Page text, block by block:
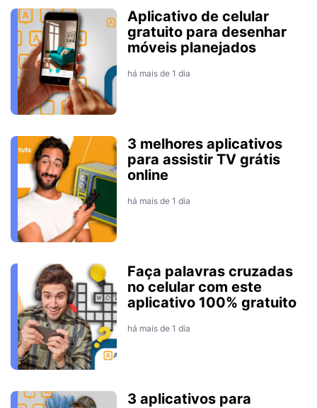
Aplicativo de celular
gratuito para desenhar
móveis planejados
há mais de 1 dia
3 melhores aplicativos
para assistir TV grátis
online
há mais de 1 dia
Faça palavras cruzadas
no celular com este
aplicativo 100% gratuito
há mais de 1 dia
3 aplicativos para